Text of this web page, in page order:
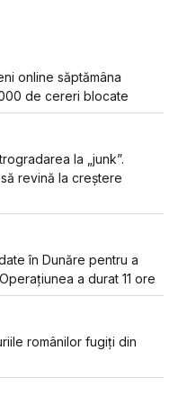
online săptămâna
de cereri blocate
la „junk”.
revină la creștere
în Dunăre pentru a
a durat 11 ore
românilor fugiți din